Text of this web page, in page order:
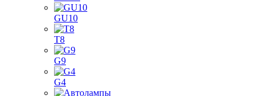
GU10
T8
G9
G4